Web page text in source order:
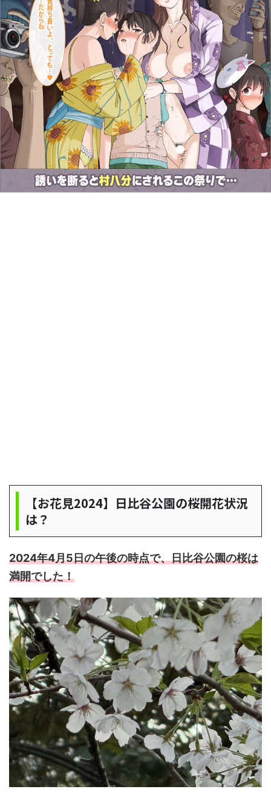
【お花見2024】日比谷公園の桜開花状況
は？
2024年4月5日の午後の時点で、日比谷公園の桜は
満開でした！